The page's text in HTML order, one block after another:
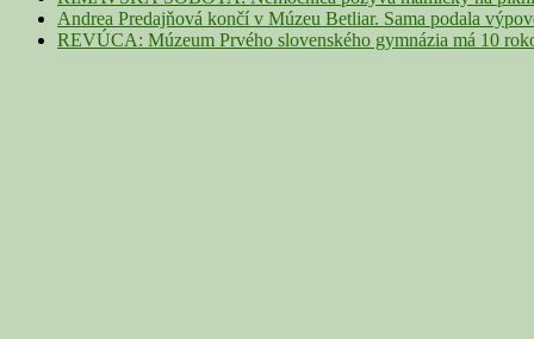
Andrea Predajňová končí v Múzeu Betliar. Sama podala
REVÚCA: Múzeum Prvého slovenského gymnázia má 10